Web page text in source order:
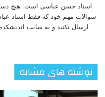
استاد حسن عباسی است. هیچ
سوالات مهم خود که فقط استاد
ارسال نکنید و به سایت
نوشته های مشابه